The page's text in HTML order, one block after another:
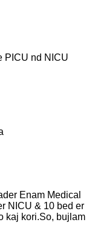
PICU nd NICU
Enam Medical
NICU & 10 bed er
kaj kori.So, bujlam